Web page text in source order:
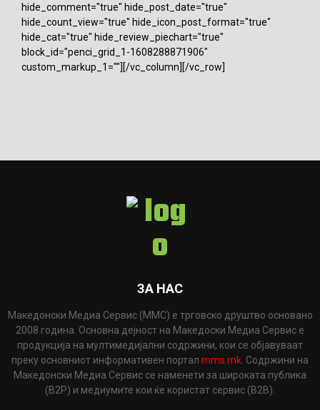
hide_comment="true" hide_post_date="true"
hide_count_view="true" hide_icon_post_format="true"
hide_cat="true" hide_review_piechart="true"
block_id="penci_grid_1-1608288871906"
custom_markup_1=""][/vc_column][/vc_row]
ЗА НАС
Македонски Медиа Сервис (ММС) е трговско друштво основано
2008 година. Основна дејност на Македоски Медиа Сервис е
продукција на мултимедијални содржини, кои се објавуваат
преку основниот информативен портал mms.mk . Содржини на
Македонски Медиа Сервис се наменети за широката публика
(B2P) и медиумите кои ќе користат сервис (B2B).